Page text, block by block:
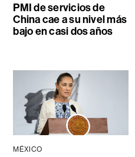
PMI de servicios de
China cae a su nivel más
bajo en casi dos años
MÉXICO